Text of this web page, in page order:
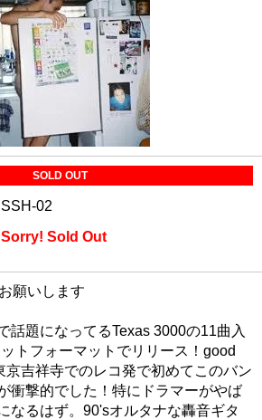
SOLD OUT
SSH-02
Sorry! Sold Out
願いします
話題になってるTexas 3000の11曲入
トフォーマットでリリース！good
京吉祥寺でのレコ発で初めてこのバン
衝撃的でした！特にドラマーがやば
なるはず。90'sオルタナな轟音ギタ